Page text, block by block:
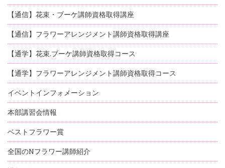
【通信】花束・ブーケ講師資格取得講座
【通信】フラワーアレンジメント講師資格取得講座
【通学】花束.ブーケ講師資格取得コース
【通学】フラワーアレンジメント講師資格取得コース
イベントインフォメーション
本部講習会情報
ベストフラワー賞
全国のNフラワー講師紹介